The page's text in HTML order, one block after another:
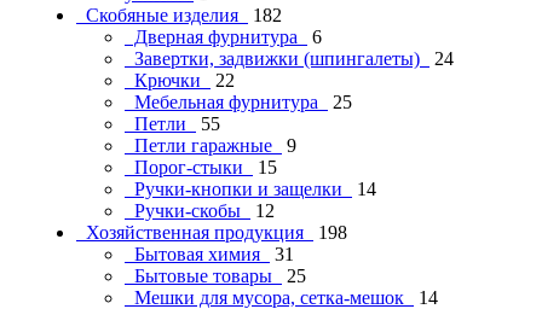
Скобяные изделия
182
Дверная фурнитура
6
Завертки, задвижки (шпингалеты)
24
Крючки
22
Мебельная фурнитура
25
Петли
55
Петли гаражные
9
Порог-стыки
15
Ручки-кнопки и защелки
14
Ручки-скобы
12
Хозяйственная продукция
198
Бытовая химия
31
Бытовые товары
25
Мешки для мусора, сетка-мешок
14